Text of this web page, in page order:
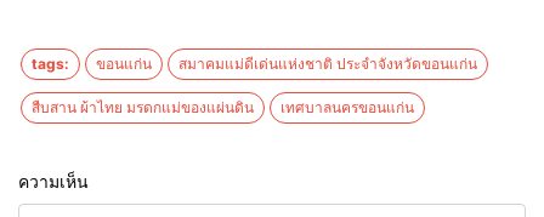
tags: ขอนแก่น สมาคมแม่ดีเด่นแห่งชาติ ประจำจังหวัดขอนแก่น
สืบสาน ผ้าไทย มรดกแม่ของแผ่นดิน เทศบาลนครขอนแก่น
ความเห็น